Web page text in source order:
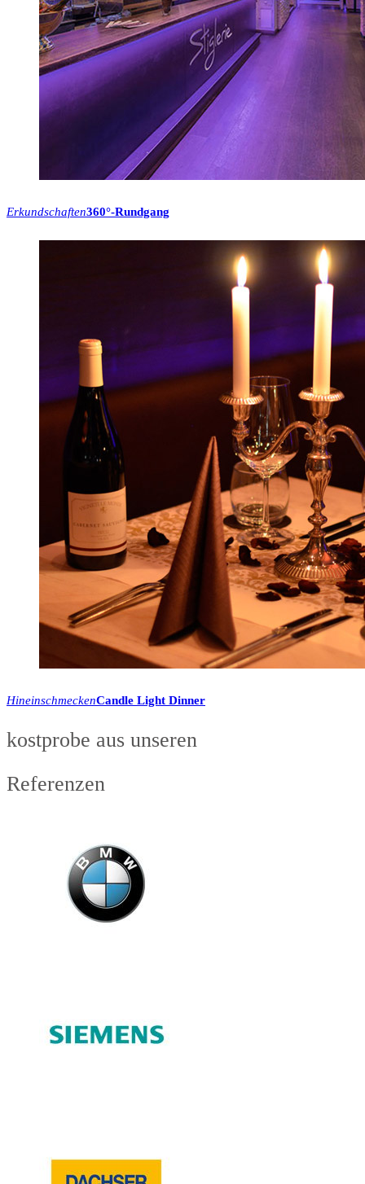
Erkundschaften360°-Rundgang
HineinschmeckenCandle Light Dinner
kostprobe aus unseren
Referenzen